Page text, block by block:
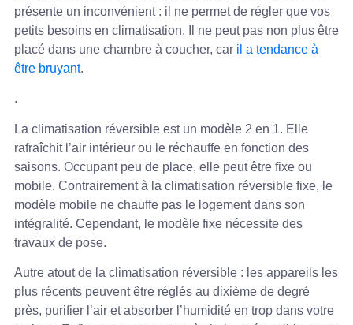
présente un inconvénient : il ne permet de régler que vos
petits besoins en climatisation. Il ne peut pas non plus être
placé dans une chambre à coucher, car il a tendance à
être bruyant.
.
La climatisation réversible est un modèle 2 en 1. Elle
rafraîchit l’air intérieur ou le réchauffe en fonction des
saisons. Occupant peu de place, elle peut être fixe ou
mobile. Contrairement à la climatisation réversible fixe, le
modèle mobile ne chauffe pas le logement dans son
intégralité. Cependant, le modèle fixe nécessite des
travaux de pose.
Autre atout de la climatisation réversible : les appareils les
plus récents peuvent être réglés au dixième de degré
près, purifier l’air et absorber l’humidité en trop dans votre